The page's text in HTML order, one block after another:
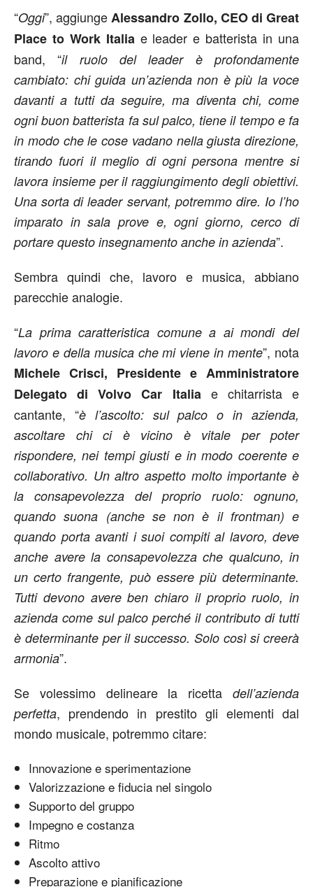
“Oggi”, aggiunge Alessandro Zollo, CEO di Great
Place to Work Italia e leader e batterista in una
band, “il ruolo del leader è profondamente
cambiato: chi guida un’azienda non è più la voce
davanti a tutti da seguire, ma diventa chi, come
ogni buon batterista fa sul palco, tiene il tempo e fa
in modo che le cose vadano nella giusta direzione,
tirando fuori il meglio di ogni persona mentre si
lavora insieme per il raggiungimento degli obiettivi.
Una sorta di leader servant, potremmo dire. Io l’ho
imparato in sala prove e, ogni giorno, cerco di
portare questo insegnamento anche in azienda”.
Sembra quindi che, lavoro e musica, abbiano
parecchie analogie.
“La prima caratteristica comune a ai mondi del
lavoro e della musica che mi viene in mente”, nota
Michele Crisci, Presidente e Amministratore
Delegato di Volvo Car Italia e chitarrista e
cantante, “è l’ascolto: sul palco o in azienda,
ascoltare chi ci è vicino è vitale per poter
rispondere, nei tempi giusti e in modo coerente e
collaborativo. Un altro aspetto molto importante è
la consapevolezza del proprio ruolo: ognuno,
quando suona (anche se non è il frontman) e
quando porta avanti i suoi compiti al lavoro, deve
anche avere la consapevolezza che qualcuno, in
un certo frangente, può essere più determinante.
Tutti devono avere ben chiaro il proprio ruolo, in
azienda come sul palco perché il contributo di tutti
è determinante per il successo. Solo così si creerà
armonia”.
Se volessimo delineare la ricetta dell’azienda
perfetta, prendendo in prestito gli elementi dal
mondo musicale, potremmo citare:
Innovazione e sperimentazione
Valorizzazione e fiducia nel singolo
Supporto del gruppo
Impegno e costanza
Ritmo
Ascolto attivo
Preparazione e pianificazione